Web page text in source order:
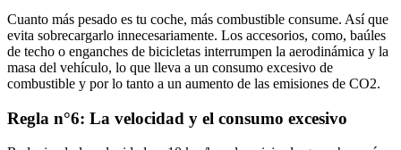
Cuanto más pesado es tu coche, más combustible consume. Así que
evita sobrecargarlo innecesariamente. Los accesorios, como, baúles
de techo o enganches de bicicletas interrumpen la aerodinámica y la
masa del vehículo, lo que lleva a un consumo excesivo de
combustible y por lo tanto a un aumento de las emisiones de CO2.
Regla n°6: La velocidad y el consumo excesivo